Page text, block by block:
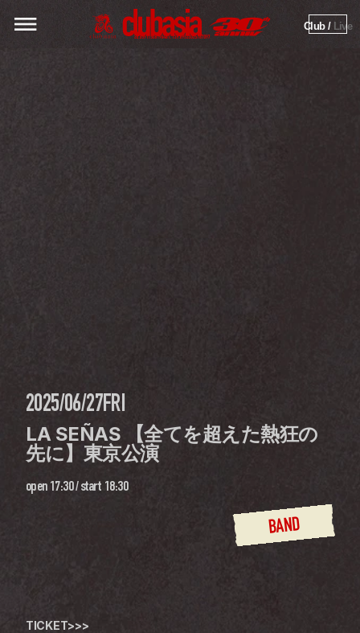
Club / Live
2025/06/27FRI
LA SEÑAS 【全てを超えた熱狂の
先に】東京公演
open 17:30 / start 18:30
BAND
TICKET>>>